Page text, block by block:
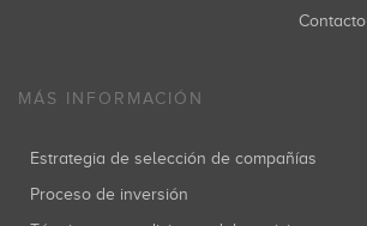
Contacto
MÁS INFORMACIÓN
Estrategia de selección de compañías
Proceso de inversión